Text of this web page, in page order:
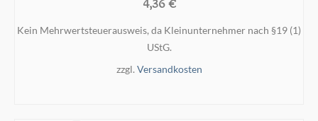
4,36€
Kein Mehrwertsteuerausweis, da Kleinunternehmer nach §19 (1)
UStG.
zzgl. Versandkosten